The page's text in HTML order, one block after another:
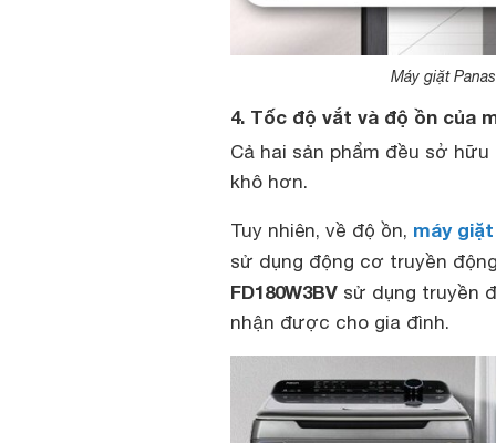
Máy giặt
4. Tốc độ vắt và độ ồn của
Cả hai sản phẩm đều sở
khô hơn.
Tuy nhiên, về độ ồn, máy
sử dụng động cơ truyền
FD180W3BV sử dụng truyền
nhận được cho gia đình.